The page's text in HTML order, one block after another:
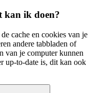
kan ik doen?
cache en cookies van je
andere tabbladen of
van je computer kunnen
up-to-date is, dit kan ook